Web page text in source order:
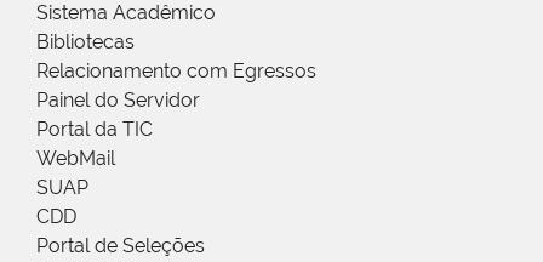
Sistema Acadêmico
Bibliotecas
Relacionamento com Egressos
Painel do Servidor
Portal da TIC
WebMail
SUAP
CDD
Portal de Seleções